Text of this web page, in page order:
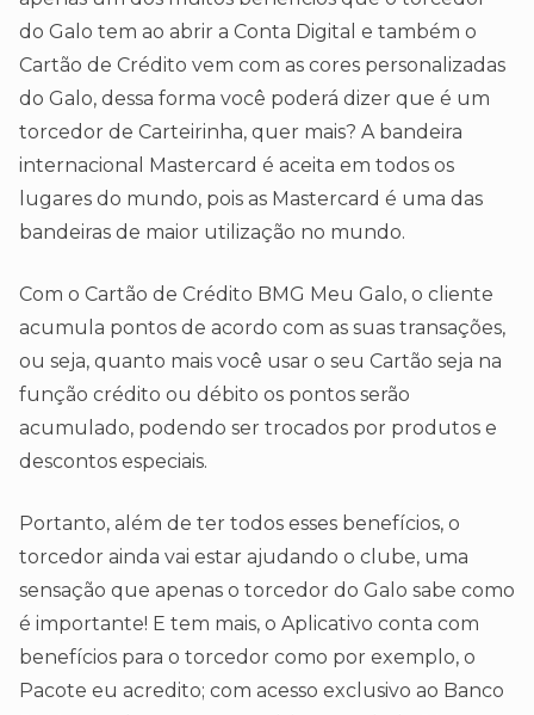
do Galo tem ao abrir a Conta Digital e também o
Cartão de Crédito vem com as cores personalizadas
do Galo, dessa forma você poderá dizer que é um
torcedor de Carteirinha, quer mais? A bandeira
internacional Mastercard é aceita em todos os
lugares do mundo, pois as Mastercard é uma das
bandeiras de maior utilização no mundo.
Com o Cartão de Crédito BMG Meu Galo, o cliente
acumula pontos de acordo com as suas transações,
ou seja, quanto mais você usar o seu Cartão seja na
função crédito ou débito os pontos serão
acumulado, podendo ser trocados por produtos e
descontos especiais.
Portanto, além de ter todos esses benefícios, o
torcedor ainda vai estar ajudando o clube, uma
sensação que apenas o torcedor do Galo sabe como
é importante! E tem mais, o Aplicativo conta com
benefícios para o torcedor como por exemplo, o
Pacote eu acredito; com acesso exclusivo ao Banco